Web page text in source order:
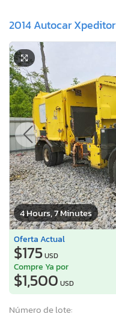
2014 Autocar Xpeditor
4 Hours, 7 Minutes
Oferta Actual
$175USD
Compre Ya por
$1,500 USD
Número de lote: